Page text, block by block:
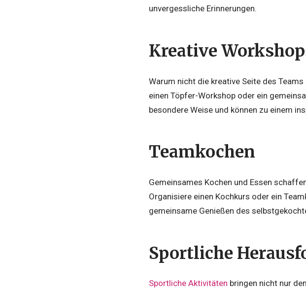
unvergessliche Erinnerungen.
Kreative
Warum nicht die kreative Seite des
einen Töpfer-Workshop oder ein
besondere Weise und können zu einem
Teamkochen
Gemeinsames Kochen und Essen
Organisiere einen Kochkurs oder ein
gemeinsame Genießen des
Sportliche
Sportliche Aktivitäten bringen nicht nur